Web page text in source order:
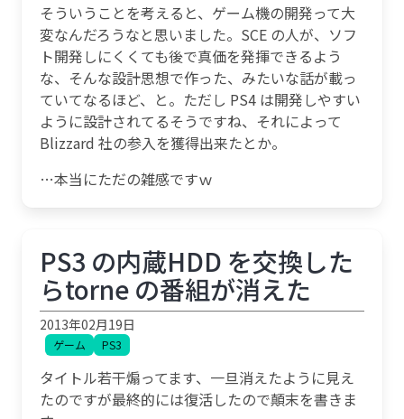
そういうことを考えると、ゲーム機の開発って大
変なんだろうなと思いました。SCE の人が、ソフ
ト開発しにくくても後で真価を発揮できるよう
な、そんな設計思想で作った、みたいな話が載っ
ていてなるほど、と。ただし PS4 は開発しやすい
ように設計されてるそうですね、それによって
Blizzard 社の参入を獲得出来たとか。
…本当にただの雑感ですｗ
PS3 の内蔵HDD を交換した
らtorne の番組が消えた
2013年02月19日
ゲーム PS3
タイトル若干煽ってます、一旦消えたように見え
たのですが最終的には復活したので顛末を書きま